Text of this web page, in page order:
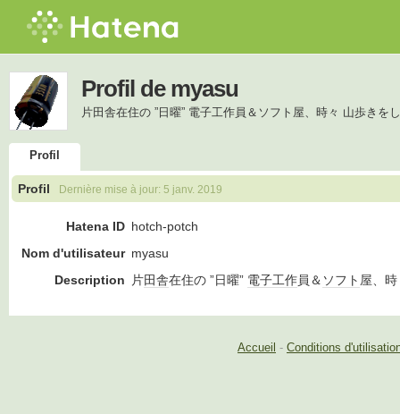
Profil de myasu
片田舎在住の ”日曜” 電子工作員＆ソフト屋、時々 山歩きを
Profil
Profil Dernière mise à jour: 5 janv. 2019
Hatena ID hotch-potch
Nom d'utilisateur myasu
Description
片田舎在住の ”日曜” 電子工作員＆ ソフト 屋、
Accueil - Conditions